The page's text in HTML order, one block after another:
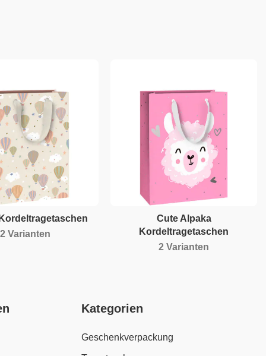
2 Varianten
Cute Alpaka
Kordeltragetaschen
2 Varianten
Kategorien
Geschenkverpackung